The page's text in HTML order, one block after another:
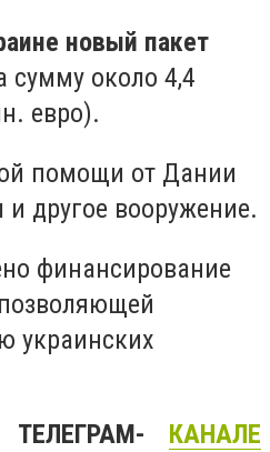
новый пакет
сумму около 4,4
евро).
помощи от Дании
другое вооружение.
финансирование
украинских
КАНАЛЕ